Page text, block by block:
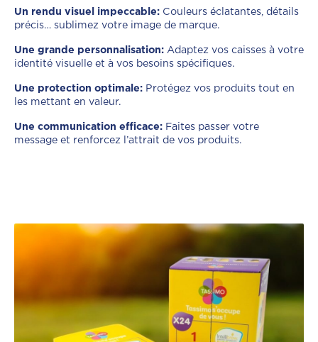
Un rendu visuel impeccable: Couleurs éclatantes, détails
précis… sublimez votre image de marque.
Une grande personnalisation: Adaptez vos caisses à votre
identité visuelle et à vos besoins spécifiques.
Une protection optimale: Protégez vos produits tout en
les mettant en valeur.
Une communication efficace: Faites passer votre
message et renforcez l’attrait de vos produits.